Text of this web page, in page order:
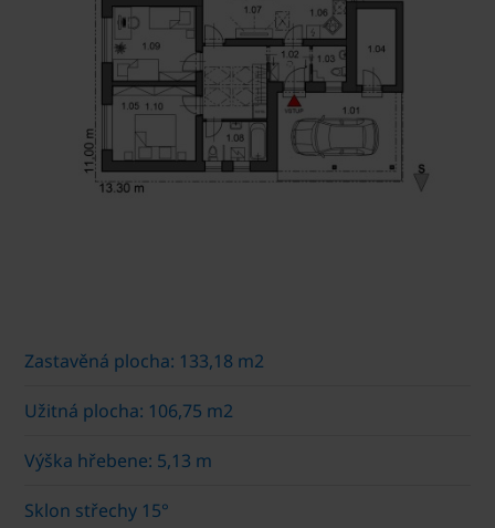
Zastavěná plocha: 133,18 m2
Užitná plocha: 106,75 m2
Výška hřebene: 5,13 m
Sklon střechy 15°